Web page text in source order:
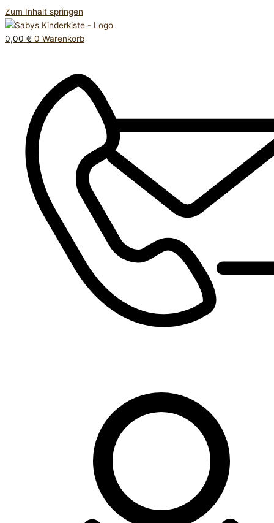
Zum Inhalt springen
0,00 € 0 Warenkorb